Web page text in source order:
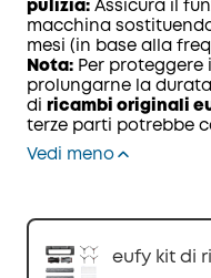
pulizia: Assicura il
macchina
mesi (in base alla
Nota: Per
prolungarne la
di
ricambi originali
terze parti potrebbe
Vedi meno
eufy kit di